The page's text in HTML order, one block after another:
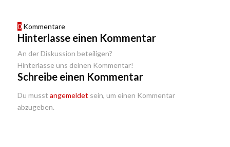
0 Kommentare
Hinterlasse einen Kommentar
An der Diskussion beteiligen?
Hinterlasse uns deinen Kommentar!
Schreibe einen Kommentar
Du musst angemeldet sein, um einen Kommentar
abzugeben.